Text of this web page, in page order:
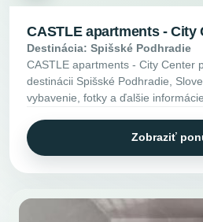
CASTLE apartments - City
Destinácia: Spišské Podhradie
CASTLE apartments - City Center
destinácii Spišské Podhradie,
vybavenie, fotky a ďalšie informácie.
Zobraziť